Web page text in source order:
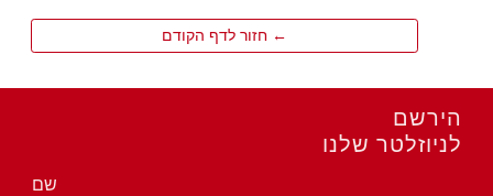
← חזור לדף הקודם
הירשם
לניוזלטר שלנו
שם